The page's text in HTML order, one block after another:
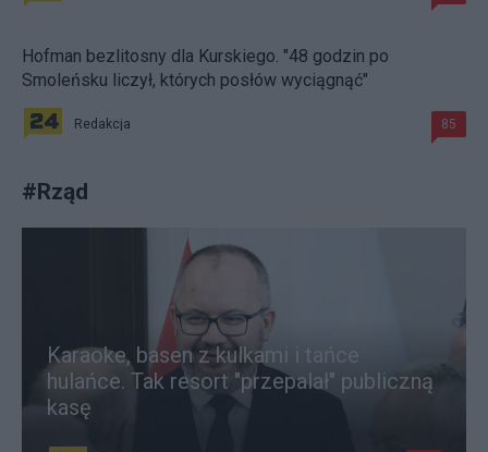
Hofman bezlitosny dla Kurskiego. "48 godzin po
Smoleńsku liczył, których posłów wyciągnąć"
Redakcja 85
#Rząd
Karaoke, basen z kulkami i tańce
hulańce. Tak resort "przepalał" publiczną
kasę